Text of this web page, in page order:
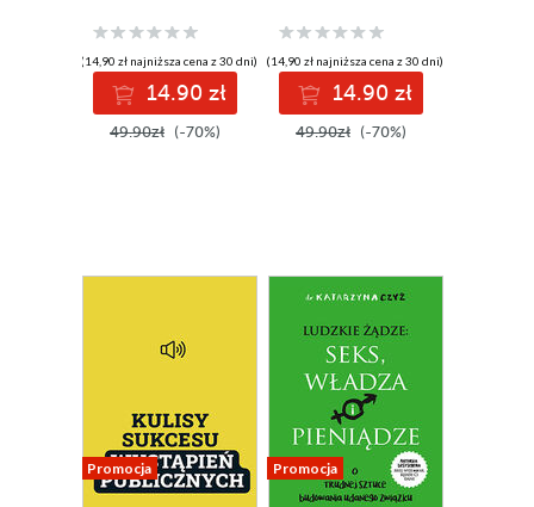
(14,90 zł najniższa cena z 30 dni)
14.90 zł
49.90zł (-70%)
(14,90 zł najniższa cena z 30 dni)
14.90 zł
49.90zł (-70%)
Promocja Promocja